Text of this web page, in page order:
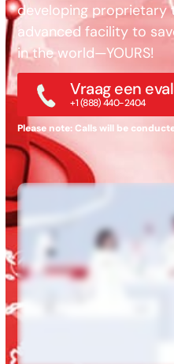
developing proprietary
advanced facility to
in the world—YOURS!
Vraag een
+1 (888) 440-2404
Please note: Calls will be